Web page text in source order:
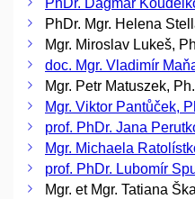
PhDr. Mgr. Helena
Mgr. Miroslav Lukeš,
doc. Mgr. Vladimír
Mgr. Petr Matuszek,
Mgr. Viktor Pantůček,
prof. PhDr. Jana
Mgr. Michaela
prof. PhDr. Lubomír
Mgr. et Mgr. Tatiana